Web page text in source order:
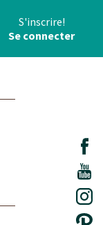
S'inscrire!
Se connecter